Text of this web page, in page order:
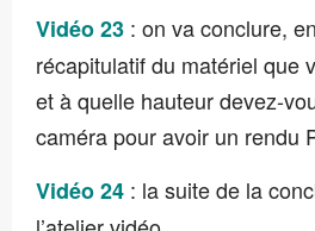
Vidéo 23 : on va conclure,
récapitulatif du matériel que
et à quelle hauteur devez-
caméra pour avoir un rendu
Vidéo 24 : la suite de la